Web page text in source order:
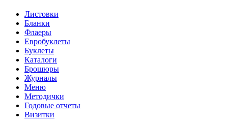
Листовки
Бланки
Флаеры
Евробуклеты
Буклеты
Каталоги
Брошюры
Журналы
Меню
Методички
Годовые отчеты
Визитки